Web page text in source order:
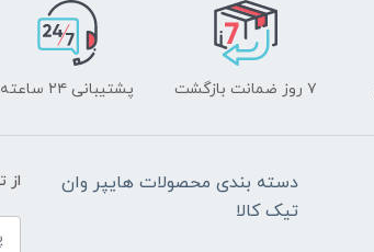
۷ روز ضمانت بازگشت پشتیبانی ۲۴ ساعته
دسته بندی محصولات هایپر وان
تیک کالا
از